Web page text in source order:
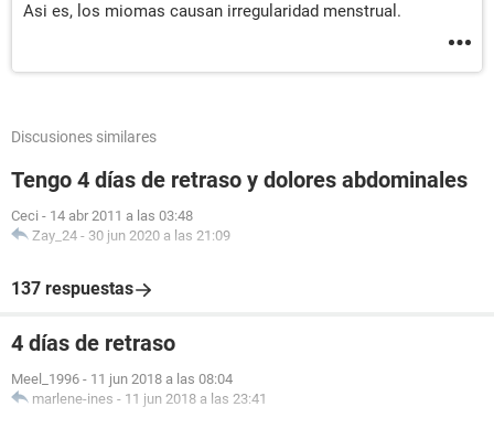
Asi es, los miomas causan irregularidad menstrual.
Discusiones similares
Tengo 4 días de retraso y dolores abdominales
Ceci - 14 abr 2011 a las 03:48
Zay_24 - 30 jun 2020 a las 21:09
137 respuestas
4 días de retraso
Meel_1996 - 11 jun 2018 a las 08:04
marlene-ines - 11 jun 2018 a las 23:41